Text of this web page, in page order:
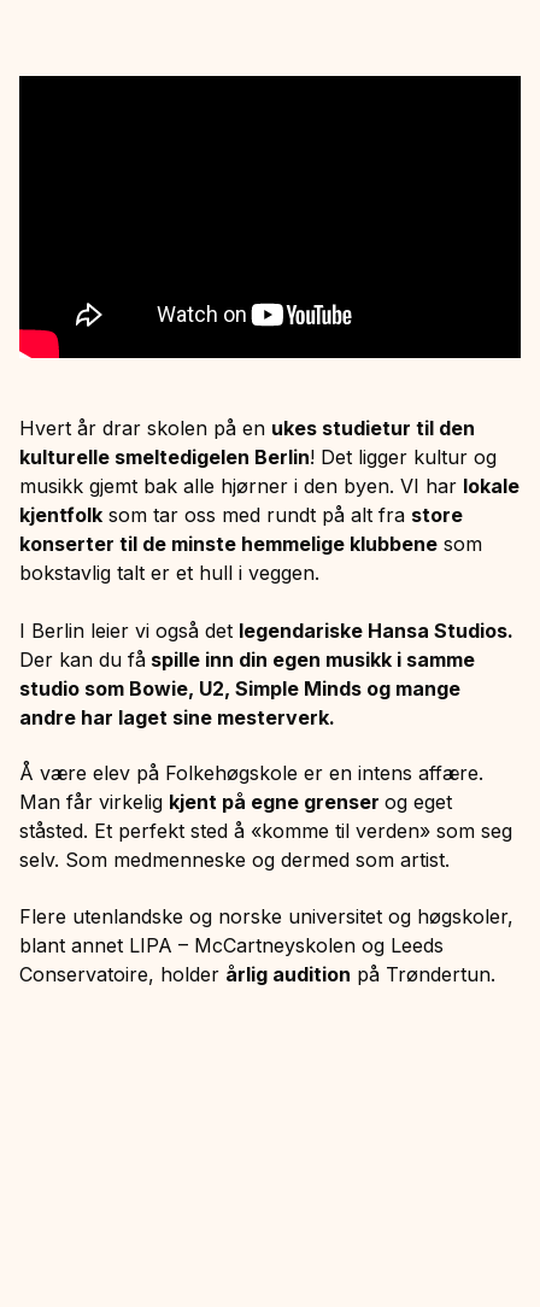
Hvert år drar skolen på en ukes studietur til den
kulturelle smeltedigelen Berlin! Det ligger kultur og
musikk gjemt bak alle hjørner i den byen. VI har lokale
kjentfolk som tar oss med rundt på alt fra store
konserter til de minste hemmelige klubbene som
bokstavlig talt er et hull i veggen.
I Berlin leier vi også det legendariske Hansa Studios.
Der kan du få spille inn din egen musikk i samme
studio som Bowie, U2, Simple Minds og mange
andre har laget sine mesterverk.
Å være elev på Folkehøgskole er en intens affære.
Man får virkelig kjent på egne grenser og eget
ståsted. Et perfekt sted å «komme til verden» som seg
selv. Som medmenneske og dermed som artist.
Flere utenlandske og norske universitet og høgskoler,
blant annet LIPA – McCartneyskolen og Leeds
Conservatoire, holder årlig audition på Trøndertun.